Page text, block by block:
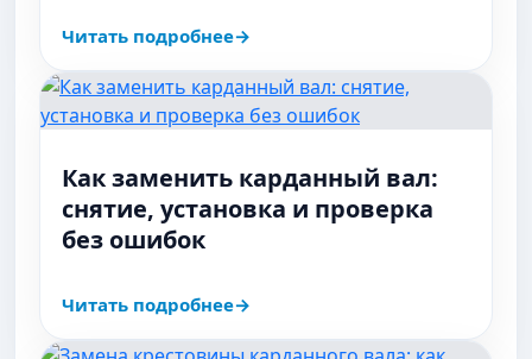
Читать подробнее
Как заменить карданный вал:
снятие, установка и проверка
без ошибок
Читать подробнее